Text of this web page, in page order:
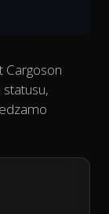
Cargoson